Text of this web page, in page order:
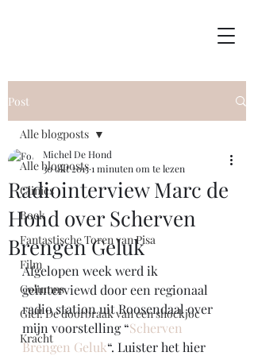
Post
Alle blogposts
Clinics
Boek
Fantastische Toren van Pisa
Film
Columns
Giel! De doorbraak van een shockjoc
Kracht
Alle blogposts
Radiointerview Marc de
Hond over Scherven
Brengen Geluk
Michel De Hond
30 okt 20151 minuten om te lezen
Afgelopen week werd ik
geïnterviewd door een regionaal
radio station uit Roosendaal over
mijn voorstelling “Scherven
Brengen Geluk“. Luister het hier